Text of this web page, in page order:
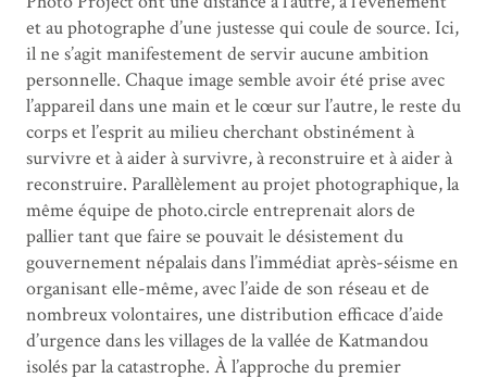
et au photographe d’une justesse qui coule de source. Ici,
il ne s’agit manifestement de servir aucune ambition
personnelle. Chaque image semble avoir été prise avec
l’appareil dans une main et le cœur sur l’autre, le reste du
corps et l’esprit au milieu cherchant obstinément à
survivre et à aider à survivre, à reconstruire et à aider à
reconstruire. Parallèlement au projet photographique, la
même équipe de photo.circle entreprenait alors de
pallier tant que faire se pouvait le désistement du
gouvernement népalais dans l’immédiat après-séisme en
organisant elle-même, avec l’aide de son réseau et de
nombreux volontaires, une distribution efficace d’aide
d’urgence dans les villages de la vallée de Katmandou
isolés par la catastrophe. À l’approche du premier